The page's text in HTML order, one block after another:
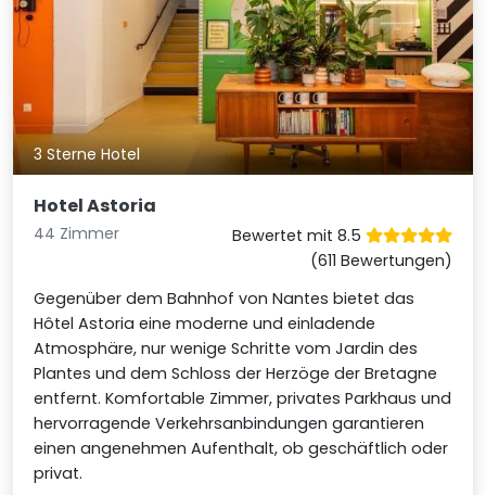
3 Sterne Hotel
Hotel Astoria
44 Zimmer
Bewertet mit 8.5
(611 Bewertungen)
Gegenüber dem Bahnhof von Nantes bietet das
Hôtel Astoria eine moderne und einladende
Atmosphäre, nur wenige Schritte vom Jardin des
Plantes und dem Schloss der Herzöge der Bretagne
entfernt. Komfortable Zimmer, privates Parkhaus und
hervorragende Verkehrsanbindungen garantieren
einen angenehmen Aufenthalt, ob geschäftlich oder
privat.